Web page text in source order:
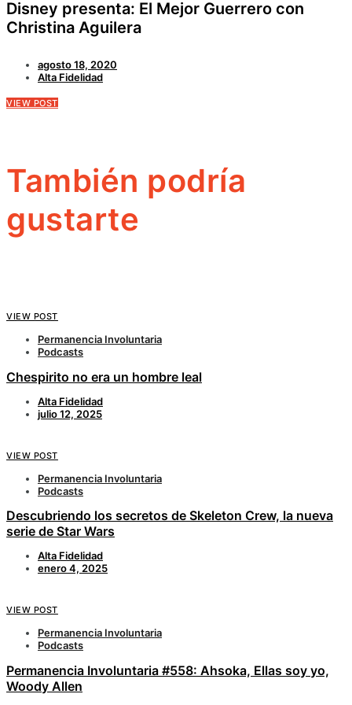
Disney presenta: El Mejor Guerrero con
Christina Aguilera
agosto 18, 2020
Alta Fidelidad
VIEW POST
También podría
gustarte
VIEW POST
Permanencia Involuntaria
Podcasts
Chespirito no era un hombre leal
Alta Fidelidad
julio 12, 2025
VIEW POST
Permanencia Involuntaria
Podcasts
Descubriendo los secretos de Skeleton Crew, la nueva
serie de Star Wars
Alta Fidelidad
enero 4, 2025
VIEW POST
Permanencia Involuntaria
Podcasts
Permanencia Involuntaria #558: Ahsoka, Ellas soy yo,
Woody Allen